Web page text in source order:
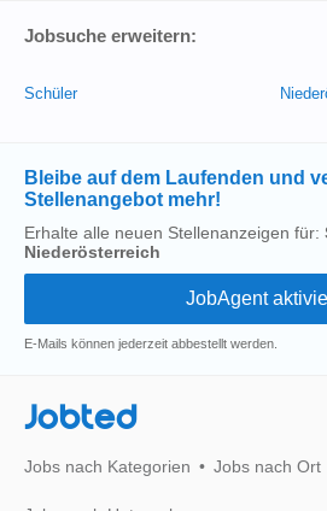
Jobsuche erweitern:
Schüler
Bleibe auf dem Laufenden und
Stellenangebot mehr!
Erhalte alle neuen Stellenanzeigen für:
Niederösterreich
E-Mails können jederzeit abbestellt werden.
Jobted
Jobs nach Kategorien Jobs nach Ort